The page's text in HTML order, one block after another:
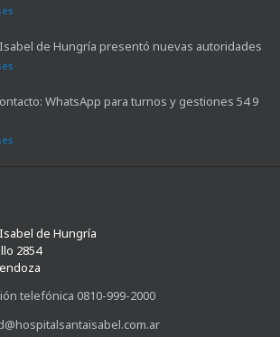
de Hungría presentó nuevas autoridades
WhatsApp para turnos y gestiones 54 9
de Hungría
2854
telefónica 0810-999-2000